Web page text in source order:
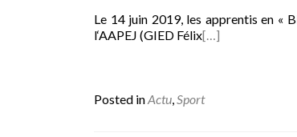
Le 14 juin 2019, les apprentis en «
l‘AAPEJ (GIED Félix[…]
Posted inActu,Sport